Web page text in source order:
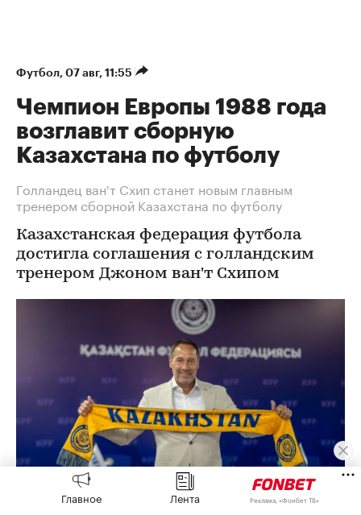
Футбол⁠, 07 авг, 11:55
Чемпион Европы 1988 года
возглавит сборную
Казахстана по футболу
Голландец ван'т Схип станет новым главным
тренером сборной Казахстана по футболу
Казахстанская федерация футбола
достигла соглашения с голландским
тренером Джоном ван'т Схипом
Главное Лента Реклама, «Фонбет ТВ»